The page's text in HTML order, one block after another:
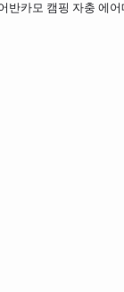
반카모 캠핑 자충 에어